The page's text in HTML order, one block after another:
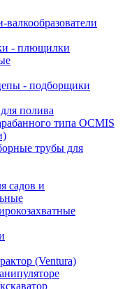
- плющилки
- подборщики
полива
типа OCMIS
трубы для
садов и
(Ventura)